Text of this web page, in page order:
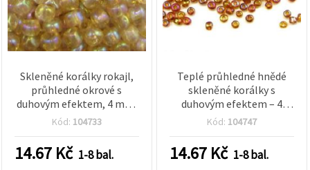
Skleněné korálky rokajl,
průhledné okrové s
duhovým efektem, 4 mm,
50 g
Kód: 104733
14.67 Kč 1-8 bal.
Teplé průhledné hnědé
skleněné korálky s
duhovým efektem – 4
mm, 50 g, skvělé na
a přírodně laděné tvoření
Kód: 104747
14.67 Kč 1-8 bal.